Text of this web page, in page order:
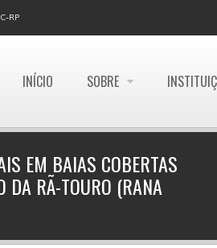
RP
INÍCIO SOBRE
EM BAIAS COBERTAS
DA RÃ-TOURO (RANA